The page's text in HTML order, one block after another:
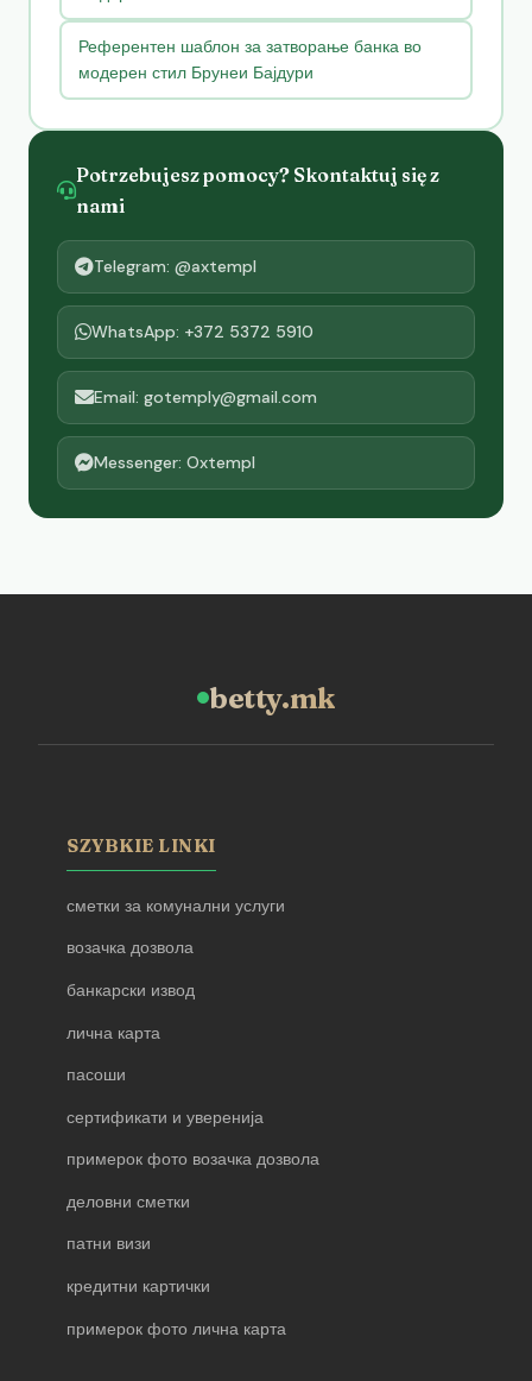
Референтен шаблон за затворање банка во
модерен стил Брунеи Бајдури
Potrzebujesz pomocy? Skontaktuj się z
nami
Telegram: @axtempl
WhatsApp: +372 5372 5910
Email: gotemply@gmail.com
Messenger: Oxtempl
betty.mk
SZYBKIE LINKI
сметки за комунални услуги
возачка дозвола
банкарски извод
лична карта
пасоши
сертификати и уверенија
примерок фото возачка дозвола
деловни сметки
патни визи
кредитни картички
примерок фото лична карта